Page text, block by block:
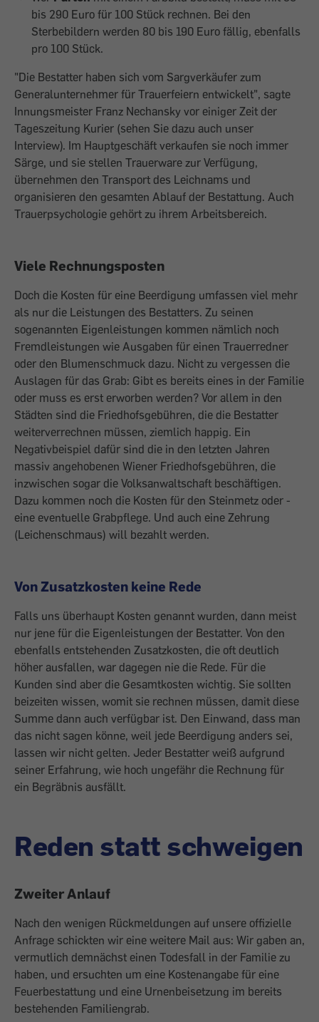
bis 290 Euro für 100 Stück rechnen. Bei den
Sterbebildern werden 80 bis 190 Euro fällig, ebenfalls
pro 100 Stück.
"Die Bestatter haben sich vom Sargver­käufer zum
Generalunternehmer für Trauerfeiern entwickelt", sagte
Innungsmeister Franz Nechansky vor einiger Zeit der
Tageszeitung Kurier (sehen Sie dazu auch unser
Interview). Im Hauptgeschäft verkaufen sie noch immer
Särge, und sie stellen Trauerware zur Verfügung,
übernehmen den Transport des Leichnams und
organisieren den gesamten Ablauf der ­Bestattung. Auch
Trauerpsychologie gehört zu ihrem Arbeitsbereich.
Viele Rechnungsposten
Doch die Kosten für eine Beerdigung umfassen viel mehr
als nur die Leistungen des Bestatters. Zu seinen
sogenannten Eigenleistungen kommen nämlich noch
Fremdleistungen wie Ausgaben für einen Trauerredner
oder den Blumenschmuck dazu. Nicht zu vergessen die
Auslagen für das Grab: Gibt es bereits eines in der Familie
oder muss es erst erworben werden? Vor allem in den
Städten sind die Friedhofs­gebühren, die die Bestatter
weiterverrechnen müssen, ziemlich happig. Ein
Negativbeispiel dafür sind die in den letzten Jahren
massiv angehobenen Wiener Friedhofs­gebühren, die
inzwischen sogar die Volksanwaltschaft beschäftigen.
Dazu kommen noch die Kosten für den Steinmetz oder ­
eine eventuelle Grabpflege. Und auch eine Zehrung
(Leichenschmaus) will bezahlt werden.
Von Zusatzkosten keine Rede
Falls uns überhaupt Kosten genannt ­wurden, dann meist
nur jene für die Eigenleistungen der Bestatter. Von den
ebenfalls entstehenden Zusatzkosten, die oft deutlich
höher ausfallen, war dagegen nie die Rede. Für die
Kunden sind aber die Gesamtkosten wichtig. Sie sollten
bei­zeiten wissen, womit sie rechnen müssen, damit diese
Summe dann auch verfügbar ist. Den Einwand, dass man
das nicht ­sagen könne, weil jede Beerdigung anders sei,
lassen wir nicht gelten. Jeder Bestatter weiß aufgrund
seiner Erfahrung, wie hoch ungefähr die Rechnung für
ein ­Begräbnis ausfällt.
Reden statt schweigen
Zweiter Anlauf
Nach den wenigen Rückmeldungen auf ­unsere offizielle
Anfrage schickten wir eine weitere Mail aus: Wir gaben an,
vermutlich demnächst einen Todesfall in der Familie zu
haben, und ersuchten um eine Kostenangabe für eine
Feuerbestattung und eine Urnenbeisetzung im bereits
bestehenden Familiengrab.